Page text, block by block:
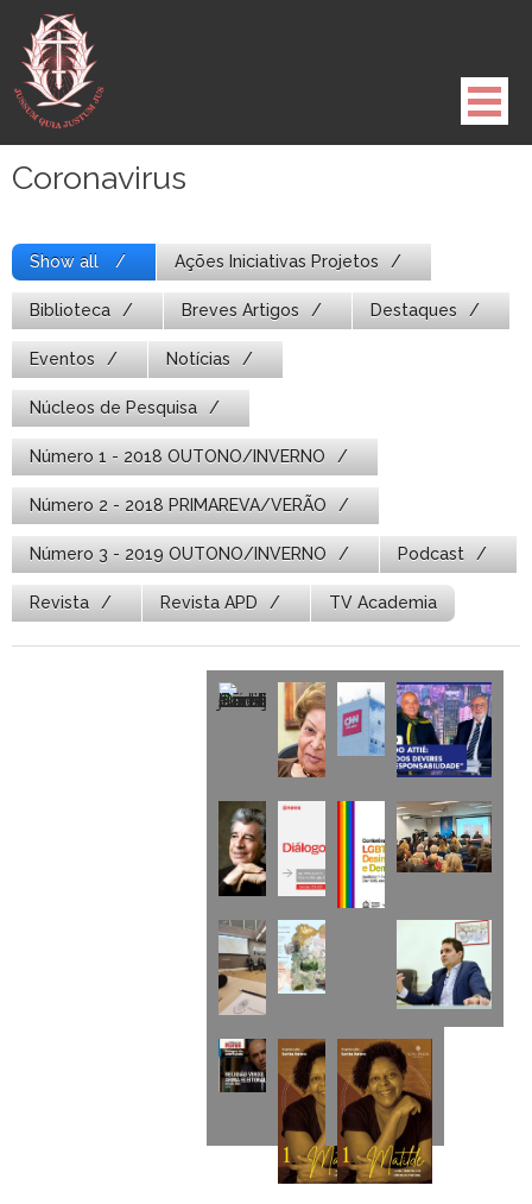
para
conteúdo
Coronavirus
Show all Ações Iniciativas Projetos
Biblioteca Breves Artigos Destaques
Eventos Notícias
Núcleos de Pesquisa
Número 1 - 2018 OUTONO/INVERNO
Número 2 - 2018 PRIMAREVA/VERÃO
Número 3 - 2019 OUTONO/INVERNO Podcast
Revista Revista APD TV Academia